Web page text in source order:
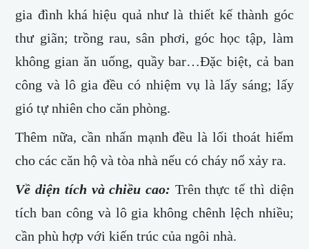
gia đình khá hiệu quả như là thiết kế thành góc
thư giãn; trồng rau, sân phơi, góc học tập, làm
không gian ăn uống, quầy bar…Đặc biệt, cả ban
công và lô gia đều có nhiệm vụ là lấy sáng; lấy
gió tự nhiên cho căn phòng.
Thêm nữa, cần nhấn mạnh đều là lối thoát hiểm
cho các căn hộ và tòa nhà nếu có cháy nổ xảy ra.
Về diện tích và chiều cao: Trên thực tế thì diện
tích ban công và lô gia không chênh lệch nhiều;
cần phù hợp với kiến trúc của ngôi nhà.